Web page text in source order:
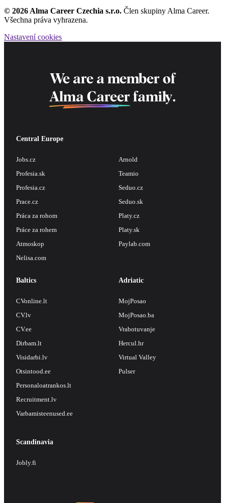
© 2026 Alma Career Czechia s.r.o. Člen skupiny Alma Career.
Všechna práva vyhrazena.
Nastavení cookies
We are a member of
Alma Career family.
Central Europe
Jobs.cz
Profesia.sk
Profesia.cz
Prace.cz
Práca za rohom
Práce za rohem
Atmoskop
Nelisa.com
Arnold
Teamio
Seduo.cz
Seduo.sk
Platy.cz
Platy.sk
Paylab.com
Baltics
CVonline.lt
CV.lv
CV.ee
Dirbam.lt
Visidarbi.lv
Otsintood.ee
Personaloatrankos.lt
Recruitment.lv
Varbamisteenused.ee
Adriatic
MojPosao
MojPosao.ba
Vrabotuvanje
Hercul.hr
Virtual Valley
Pulser
Scandinavia
Jobly.fi